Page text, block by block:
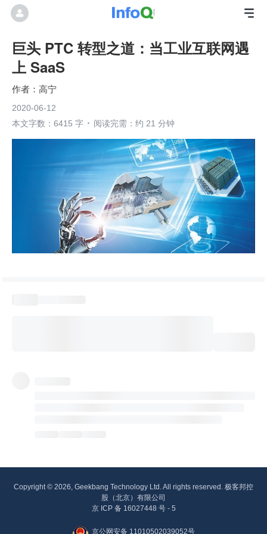
巨头 PTC 转型之道：当工业互联网遇
上 SaaS
高宁
2020-06-12
本文字数：6415 字
阅读完需：约 21 分钟
Copyright © 2026, Geekbang Technology Ltd. All rights reserved. 极客邦控
股（北京）有限公司
京 ICP 备 16027448 号 - 5
京公网安备 11010502039052号